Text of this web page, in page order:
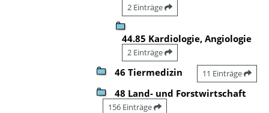
2 Einträge
44.85 Kardiologie, Angiologie
2 Einträge
46 Tiermedizin 11 Einträge
48 Land- und Forstwirtschaft
156 Einträge